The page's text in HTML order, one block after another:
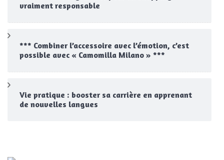
vraiment responsable
*** Combiner l’accessoire avec l’émotion, c’est
possible avec « Camomilla Milano » ***
Vie pratique : booster sa carrière en apprenant
de nouvelles langues